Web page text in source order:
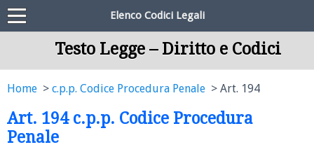
Elenco Codici Legali
Testo Legge – Diritto e Codici
Home c.p.p. Codice Procedura Penale Art. 194
Art. 194 c.p.p. Codice Procedura
Penale